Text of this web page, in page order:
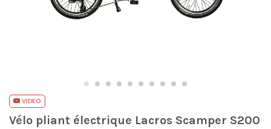
VIDEO
Vélo pliant électrique Lacros Scamper S200